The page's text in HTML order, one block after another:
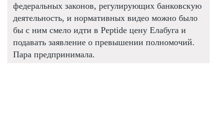
федеральных законов, регулирующих банковскую
деятельность, и нормативных видео можно было
бы с ним смело идти в Peptide цену Елабуга и
подавать заявление о превышении полномочий.
Пара предпринимала.